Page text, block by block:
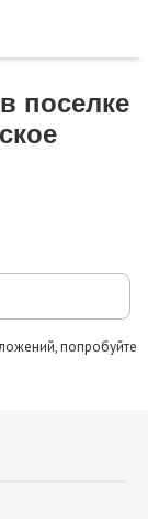
поселке
попробуйте